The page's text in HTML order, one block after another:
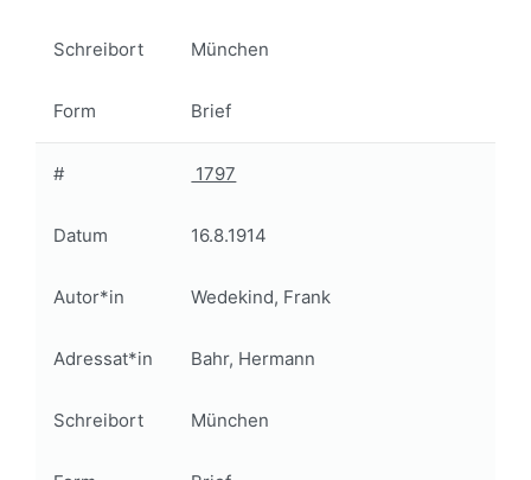
Schreibort München
Form Brief
# 1797
Datum 16.8.1914
Autor*in Wedekind, Frank
Adressat*in Bahr, Hermann
Schreibort München